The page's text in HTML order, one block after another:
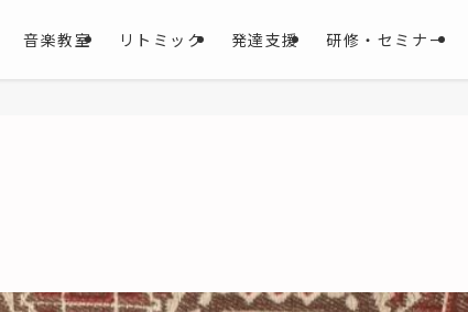
音楽教室 リトミック 発達支援 研修・セミナー